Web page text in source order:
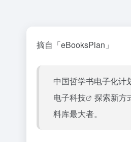
摘自「eBooksPlan」
中国哲学书电子化计
电子科技
探索新方
料库最大者。